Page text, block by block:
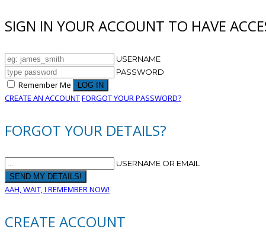
SIGN IN YOUR ACCOUNT TO HAVE
USERNAME
PASSWORD
Remember Me
CREATE AN ACCOUNTFORGOT YOUR PASSWORD?
FORGOT YOUR DETAILS?
USERNAME OR EMAIL
AAH, WAIT, I REMEMBER NOW!
CREATE ACCOUNT